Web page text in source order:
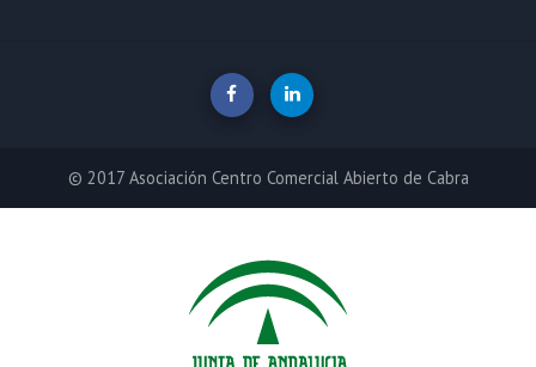
© 2017 Asociación Centro Comercial Abierto de Cabra